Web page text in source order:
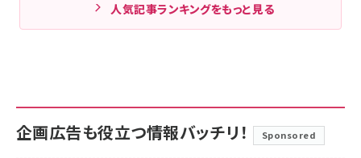
人気記事ランキングをもっと見る
企画広告も役立つ情報バッチリ！ Sponsored